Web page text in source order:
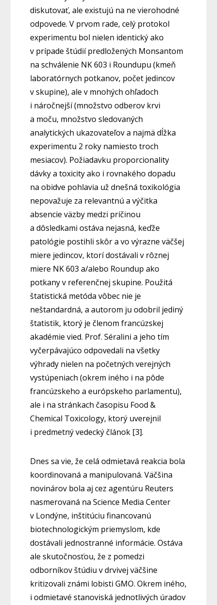
diskutovať, ale existujú na ne vierohodné
odpovede. V prvom rade, celý protokol
experimentu bol nielen identický ako
v prípade štúdií predložených Monsantom
na schválenie NK 603 i Roundupu (kmeň
laboratórnych potkanov, počet jedincov
v skupine), ale v mnohých ohľadoch
i náročnejší (množstvo odberov krvi
a moču, množstvo sledovaných
analytických ukazovateľov a najmä dĺžka
experimentu 2 roky namiesto troch
mesiacov). Požiadavku proporcionality
dávky a toxicity ako i rovnakého dopadu
na obidve pohlavia už dnešná toxikológia
nepovažuje za relevantnú a výčitka
absencie väzby medzi príčinou
a dôsledkami ostáva nejasná, keďže
patológie postihli skôr a vo výrazne väčšej
miere jedincov, ktorí dostávali v rôznej
miere NK 603 a/alebo Roundup ako
potkany v referenčnej skupine. Použitá
štatistická metóda vôbec nie je
neštandardná, a autorom ju odobril jediný
štatistik, ktorý je členom francúzskej
akadémie vied. Prof. Séralini a jeho tím
vyčerpávajúco odpovedali na všetky
výhrady nielen na početných verejných
vystúpeniach (okrem iného i na pôde
francúzskeho a európskeho parlamentu),
ale i na stránkach časopisu Food &
Chemical Toxicology, ktorý uverejnil
i predmetný vedecký článok [3].
Dnes sa vie, že celá odmietavá reakcia bola
koordinovaná a manipulovaná. Väčšina
novinárov bola aj cez agentúru Reuters
nasmerovaná na Science Media Center
v Londýne, inštitúciu financovanú
biotechnologickým priemyslom, kde
dostávali jednostranné informácie. Ostáva
ale skutočnosťou, že z pomedzi
odborníkov štúdiu v drvivej väčšine
kritizovali známi lobisti GMO. Okrem iného,
i odmietavé stanoviská jednotlivých úradov